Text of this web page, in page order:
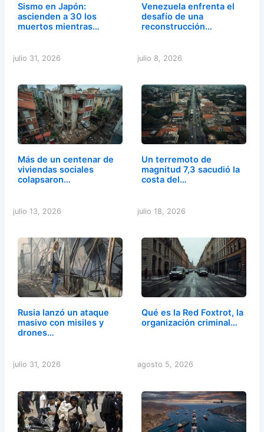
Sismo en Japón:
ascienden a 30 los
muertos mientras…
julio 31, 2026
Venezuela enfrenta el
desafío de una
reconstrucción…
julio 8, 2026
Más de un centenar de
viviendas sociales
colapsaron…
julio 13, 2026
Un terremoto de
magnitud 7,3 sacudió la
costa del…
julio 18, 2026
Rusia lanzó un ataque
masivo con misiles y
drones…
julio 31, 2026
Qué es la Red Foxtrot, la
organización criminal…
agosto 5, 2026